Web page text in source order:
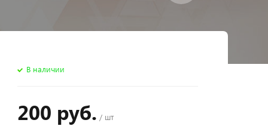
В наличии
200 руб. / шт